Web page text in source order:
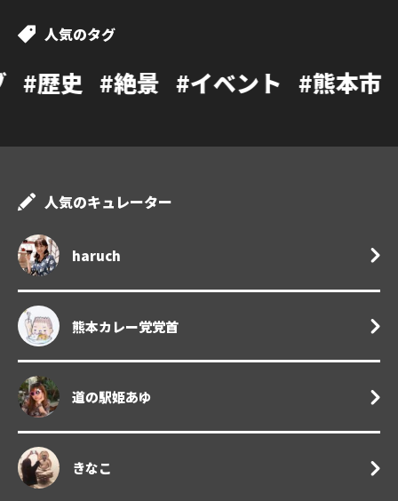
人気のタグ
絶景 #イベント #熊本市 #カフェ
人気のキュレーター
haruch
熊本カレー党党首
道の駅姫あゆ
きなこ